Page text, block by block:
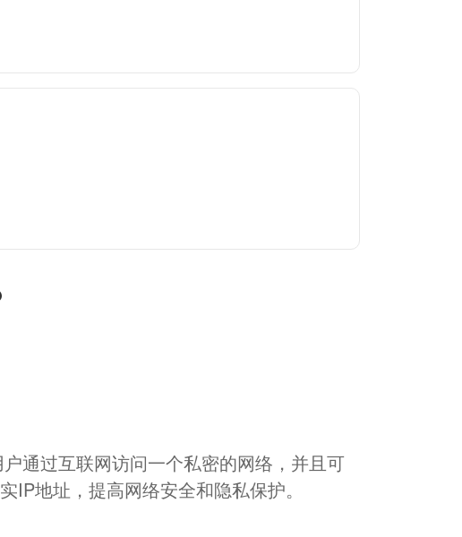
通过互联网访问一个私密的网络，并且可
IP地址，提高网络安全和隐私保护。